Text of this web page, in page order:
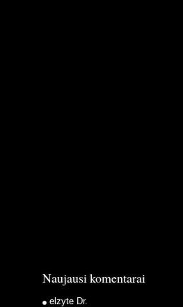
Naujausi komentarai
elzyte Dr.